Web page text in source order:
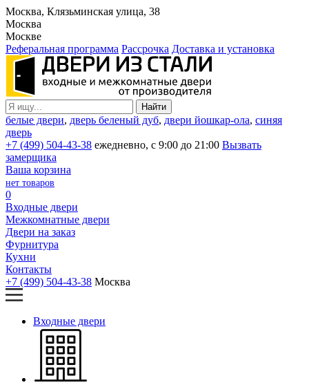
Москва, Клязьминская улица, 38
Москва
Москве
Реферальная программа Рассрочка Доставка и установка
белые двери, дверь беленый дуб, двери йошкар-ола, синяя
дверь
+7 (499) 504-43-38 ежедневно, с 9:00 до 21:00 Вызвать
замерщика
Ваша корзина
нет товаров
0
Входные двери
Межкомнатные двери
Двери на заказ
Фурнитура
Кухни
Контакты
+7 (499) 504-43-38 Москва
Входные двери